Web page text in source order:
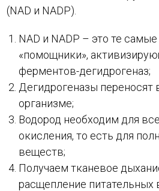
(NAD и NADP).
NAD и NADP – это те
«помощники»,
ферментов-дегидрогеназ;
Дегидрогеназы переносят
организме;
Водород необходим для
окисления, то есть для
веществ;
Получаем тканевое
расщепление питательных